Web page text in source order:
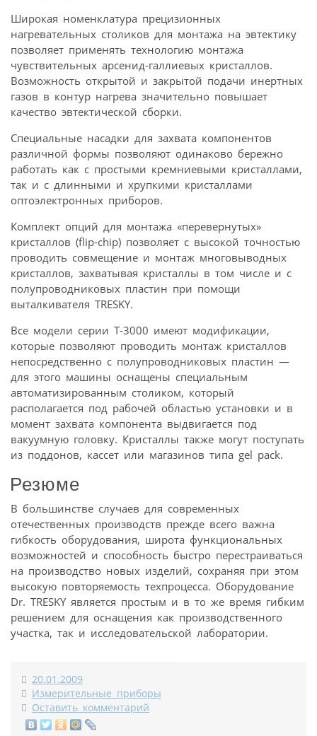
Широкая номенклатура прецизионных
нагревательных столиков для монтажа на эвтектику
позволяет применять технологию монтажа
чувствительных арсенид-галлиевых кристаллов.
Возможность открытой и закрытой подачи инертных
газов в контур нагрева значительно повышает
качество эвтектической сборки.
Специальные насадки для захвата компонентов
различной формы позволяют одинаково бережно
работать как с простыми кремниевыми кристаллами,
так и с длинными и хрупкими кристаллами
оптоэлектронных приборов.
Комплект опций для монтажа «перевернутых»
кристаллов (flip-chip) позволяет с высокой точностью
проводить совмещение и монтаж многовыводных
кристаллов, захватывая кристаллы в том числе и с
полупроводниковых пластин при помощи
выталкивателя TRESKY.
Все модели серии T-3000 имеют модификации,
которые позволяют проводить монтаж кристаллов
непосредственно с полупроводниковых пластин —
для этого машины оснащены специальным
автоматизированным столиком, который
располагается под рабочей областью установки и в
момент захвата компонента выдвигается под
вакуумную головку. Кристаллы также могут поступать
из поддонов, кассет или магазинов типа gel pack.
Резюме
В большинстве случаев для современных
отечественных производств прежде всего важна
гибкость оборудования, широта функциональных
возможностей и способность быстро перестраиваться
на производство новых изделий, сохраняя при этом
высокую повторяемость техпроцесса. Оборудование
Dr. TRESKY является простым и в то же время гибким
решением для оснащения как производственного
участка, так и исследовательской лаборатории.
20.01.2009
Измерительные приборы
Оставить комментарий